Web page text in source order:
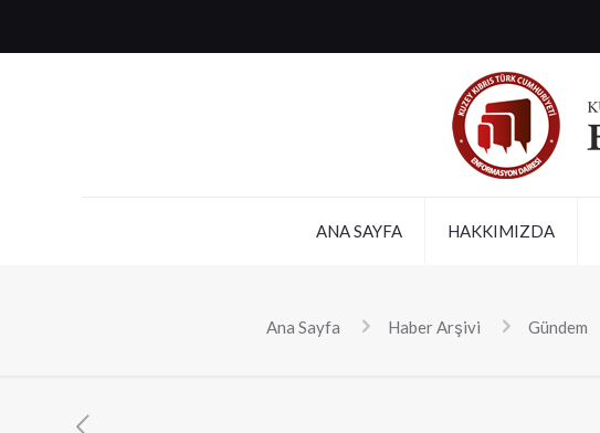
ANA SAYFA HAKKIMIZDA
Ana Sayfa Haber Arşivi Gündem